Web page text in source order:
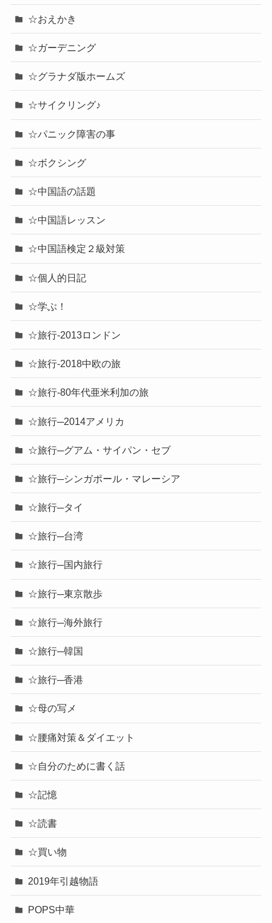
☆おえかき
☆ガーデニング
☆グラナダ版ホームズ
☆サイクリング♪
☆パニック障害の事
☆ボクシング
☆中国語の話題
☆中国語レッスン
☆中国語検定２級対策
☆個人的日記
☆学ぶ！
☆旅行-2013ロンドン
☆旅行-2018中欧の旅
☆旅行-80年代亜米利加の旅
☆旅行─2014アメリカ
☆旅行─グアム・サイパン・セブ
☆旅行─シンガポール・マレーシア
☆旅行─タイ
☆旅行─台湾
☆旅行─国内旅行
☆旅行─東京散歩
☆旅行─海外旅行
☆旅行─韓国
☆旅行─香港
☆母の写メ
☆腰痛対策＆ダイエット
☆自分のために書く話
☆記憶
☆読書
☆買い物
2019年引越物語
POPS中華